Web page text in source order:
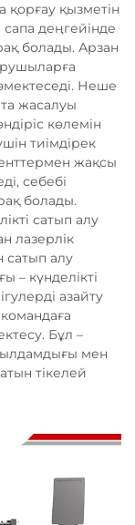
қорғау қызметін
деңгейінде
болады. Арзан
Неше
жасалуы
көлемін
тиімдірек
жақсы
себебі
болады.
сатып алу
лазерлік
сатып алу
– күнделікті
азайту
Бұл –
мен
тікелей